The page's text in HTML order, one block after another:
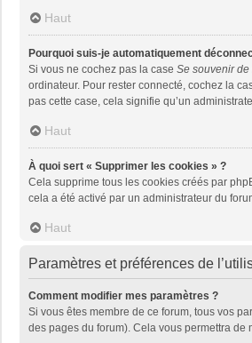
Haut
Pourquoi suis-je automatiquement
Si vous ne cochez pas la case Se souvenir de
ordinateur. Pour rester connecté, cochez la
pas cette case, cela signifie qu’un
Haut
À quoi sert « Supprimer les cookies » ?
Cela supprime tous les cookies créés par
cela a été activé par un administrateur du
Haut
Paramètres et préférences de
Comment modifier mes paramètres ?
Si vous êtes membre de ce forum, tous vos
des pages du forum). Cela vous permettra